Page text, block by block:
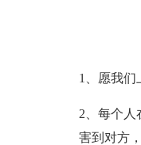
1、愿我们
2、每个人
害到对方